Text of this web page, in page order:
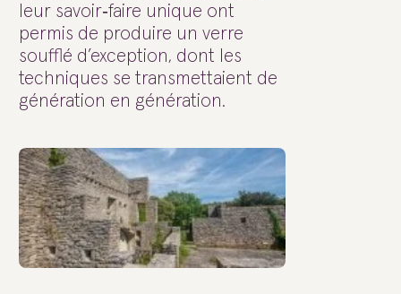
leur savoir‑faire unique ont
permis de produire un verre
soufflé d’exception, dont les
techniques se transmettaient de
génération en génération.